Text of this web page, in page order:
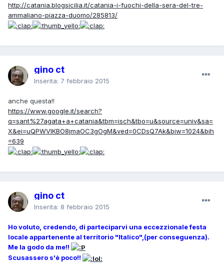
http://catania.blogsicilia.it/catania-i-fuochi-della-sera-del-tre-
ammaliano-piazza-duomo/285813/
gino ct
Inserita: 7 febbraio 2015
anche questa!!
https://www.google.it/search?
q=sant%27agata+a+catania&tbm=isch&tbo=u&source=univ&sa=
X&ei=uQPWVIKBO8jmaOC3gOgM&ved=0CDsQ7Ak&biw=1024&bih
=639
gino ct
Inserita: 8 febbraio 2015
Ho voluto, credendo, di parteciparvi una eccezzionale festa
locale appartenente al territorio "Italico",(per conseguenza).
Me la godo da me!!
Scusassero s'è poco!!